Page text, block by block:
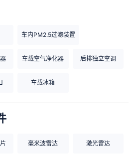
车内PM2.5过滤装置
车载空气净化器 后排独立空调
车载冰箱
毫米波雷达 激光雷达